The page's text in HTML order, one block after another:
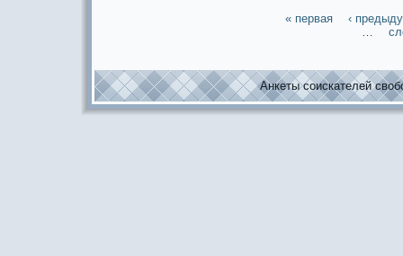
« первая
‹
Анкеты соискaтелей